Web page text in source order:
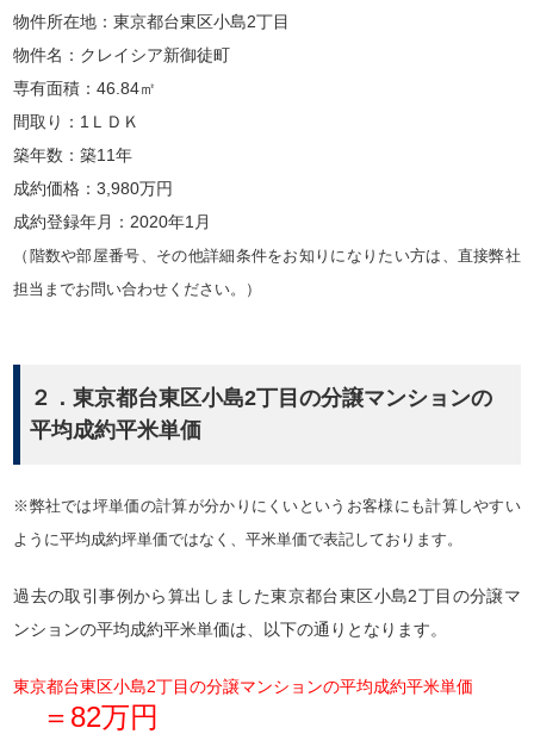
物件所在地：東京都台東区小島2丁目
物件名：クレイシア新御徒町
専有面積：46.84㎡
間取り：1ＬＤＫ
築年数：築11年
成約価格：3,980万円
成約登録年月：2020年1月
（階数や部屋番号、その他詳細条件をお知りになりたい方は、直接弊社
担当までお問い合わせください。）
２．東京都台東区小島2丁目の分譲マンションの
平均成約平米単価
※弊社では坪単価の計算が分かりにくいというお客様にも計算しやすい
ように平均成約坪単価ではなく、平米単価で表記しております。
過去の取引事例から算出しました東京都台東区小島2丁目の分譲マ
ンションの平均成約平米単価は、以下の通りとなります。
東京都台東区小島2丁目の分譲マンションの平均成約平米単価
＝82万円